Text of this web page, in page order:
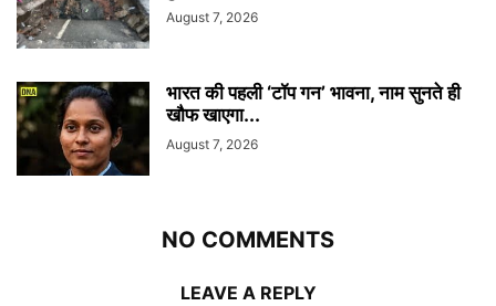
August 7, 2026
भारत की पहली ‘टॉप गन’ भावना, नाम सुनते ही
खौफ खाएगा...
August 7, 2026
NO COMMENTS
LEAVE A REPLY